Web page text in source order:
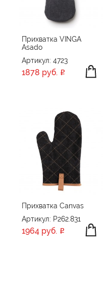
Прихватка VINGA
Asado
Артикул: 4723
1878 руб.
Прихватка Canvas
Артикул: P262.831
1964 руб.